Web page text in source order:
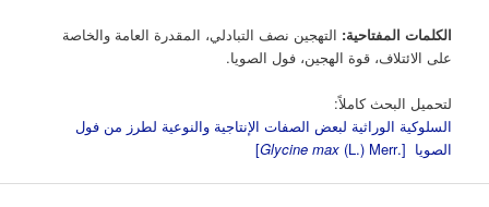
الكلمات المفتاحية: التهجين نصف التبادلي، المقدرة العامة والخاصة
على الائتلاف، قوة الهجين، فول الصويا.
لتحميل البحث كاملاً:
السلوكية الوراثية لبعض الصفات الإنتاجية والنوعية لطرز من فول
الصويا [.
Glycine max(L.) Merr]